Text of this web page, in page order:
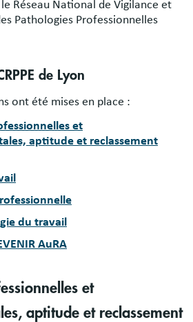
Réseau National de Vigilance et
Pathologies Professionnelles
de Lyon
ont été mises en place :
et
aptitude et reclassement
du travail
AuRA
et
aptitude et reclassement